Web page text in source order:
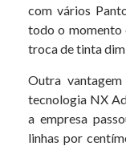
com vários
todo o momento
troca de tinta
Outra
tecnologia NX
a empresa
linhas por